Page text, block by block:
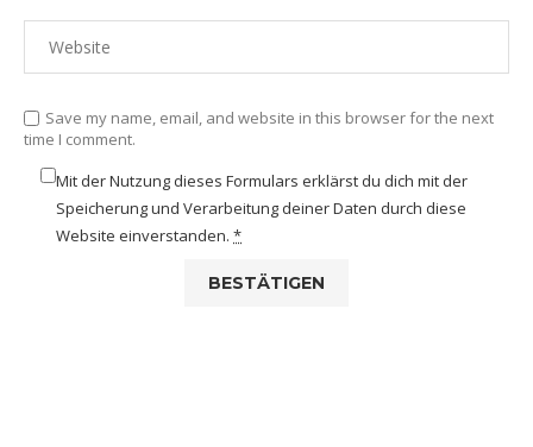
Save my name, email, and website in this browser for the next
time I comment.
Mit der Nutzung dieses Formulars erklärst du dich mit der
Speicherung und Verarbeitung deiner Daten durch diese
Website einverstanden. *